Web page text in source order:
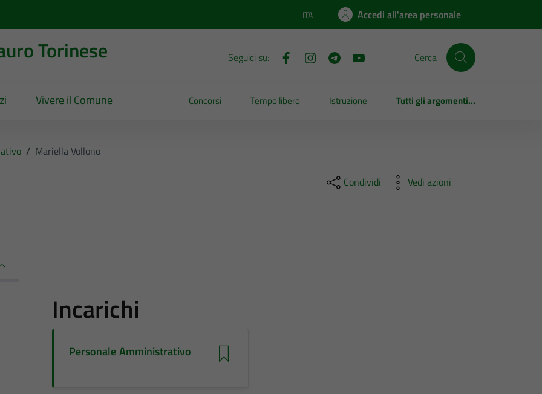
Lingua attiva:
ITA Accedi all'area personale
Torinese Seguici su: Cerca
Vivere il Comune Concorsi Tempo libero Istruzione Tutti gli argomenti...
/ Mariella Vollono
Condividi Vedi azioni
Incarichi
Personale Amministrativo